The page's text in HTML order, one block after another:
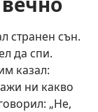
странен сън.
да спи.
казал:
ни какво
„Не,